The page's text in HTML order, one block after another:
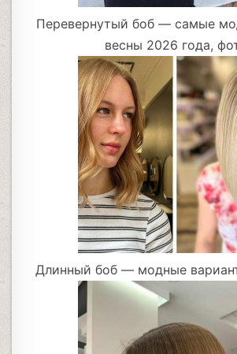
Перевернутый боб — самые
весны 2026 года,
Длинный боб — модные